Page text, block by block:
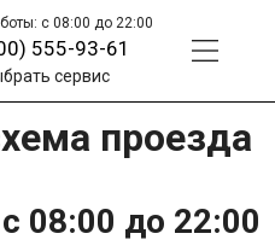
с 08:00 до 22:00
555-93-61
сервис
проезда
08:00 до 22:00